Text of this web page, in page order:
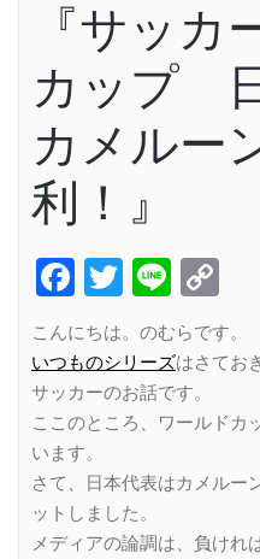
『サッカ
カップ
カメルー
利！』
Facebook
Twitter
Line
こんにちは。のむらです。
いつものシリーズはさてお
サッカーのお話です。
ここのところ、ワールドカ
います。
さて、日本代表はカメルー
ットしました。
メディアの論調は、負けれ